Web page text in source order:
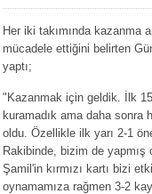
10.04.2023 14:44 |Hoş geldin Göktuğ
30.12.2022 18:00 |Hoş geldin Kadir
11.11.2025 14:13 |
12.10.2025 17:30 |MUTLULUKLAR
16.07.2024 14:32 |
08.01.2024 19:01 |Hoş geldin Aslan
03.01.2024 19:09 |Hoş geldin Güneş
Her iki takımında kazanma
mücadele ettiğini belirten
yaptı;
"Kazanmak için geldik. İlk
kuramadık ama daha
oldu. Özellikle ilk yarı 2-1
Rakibinde, bizim de
Şamil'in kırmızı kartı bizi
oynamamıza rağmen 3-2